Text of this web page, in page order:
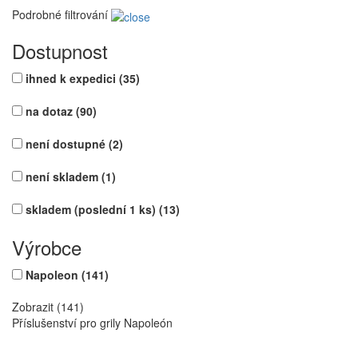
Podrobné filtrování
Dostupnost
ihned k expedici (35)
na dotaz (90)
není dostupné (2)
není skladem (1)
skladem (poslední 1 ks) (13)
Výrobce
Napoleon (141)
Zobrazit (141)
Příslušenství pro grily Napoleón